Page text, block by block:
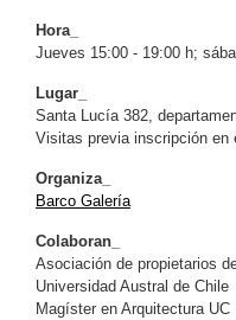
Hora_
Jueves 15:00 - 19:00 h;
Lugar_
Santa Lucía 382,
Visitas previa inscripción en
Organiza_
Barco Galería
Colaboran_
Asociación de propietarios
Universidad Austral de Chile
Magíster en Arquitectura UC